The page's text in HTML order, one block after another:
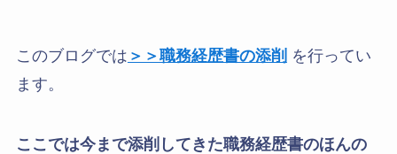
このブログでは ＞＞職務経歴書の添削 を行ってい
ます。
ここでは今まで添削してきた職務経歴書のほんの